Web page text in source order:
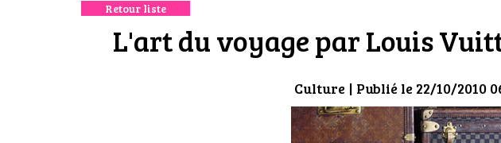
Retour liste
L'art du voyage par Louis
Culture| Publié le 22/10/2010